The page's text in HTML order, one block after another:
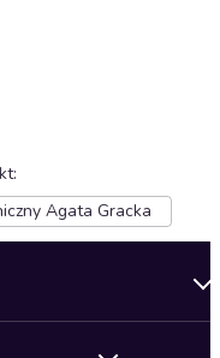
:
Agata Gracka